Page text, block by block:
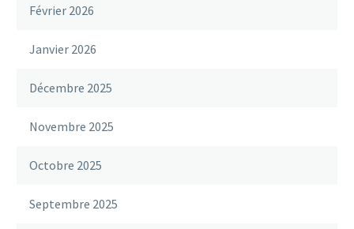
Février 2026
Janvier 2026
Décembre 2025
Novembre 2025
Octobre 2025
Septembre 2025